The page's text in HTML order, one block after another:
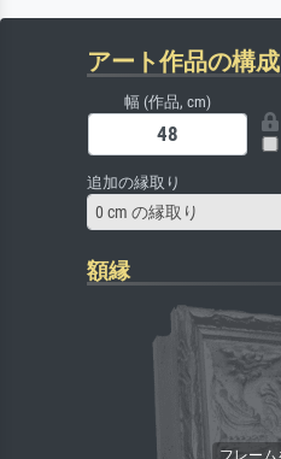
アート作品の構成
幅 (作品, cm)
追加の縁取り
0 cm の縁取り
額縁